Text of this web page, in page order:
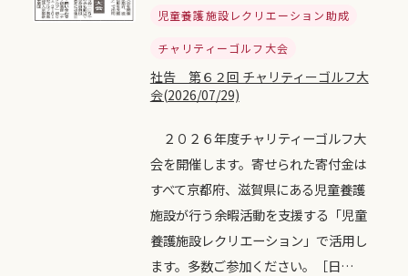
児童養護施設レクリエーション助成
チャリティーゴルフ大会
社告 第６２回 チャリティーゴルフ大
会(2026/07/29)
２０２６年度チャリティーゴルフ大
会を開催します。寄せられた寄付金は
すべて京都府、滋賀県にある児童養護
施設が行う余暇活動を支援する「児童
養護施設レクリエーション」で活用し
ます。多数ご参加ください。［日…